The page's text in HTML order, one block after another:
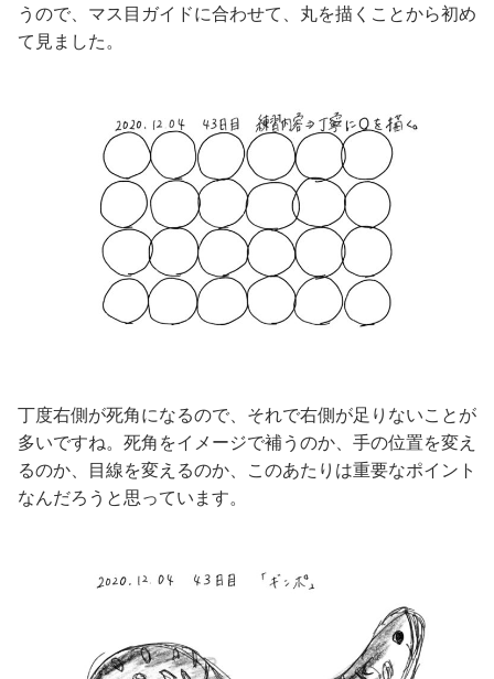
うので、マス目ガイドに合わせて、丸を描くことから初め
て見ました。
丁度右側が死角になるので、それで右側が足りないことが
多いですね。死角をイメージで補うのか、手の位置を変え
るのか、目線を変えるのか、このあたりは重要なポイント
なんだろうと思っています。